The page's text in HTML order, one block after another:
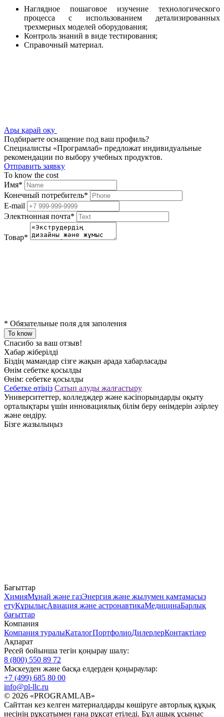
Наглядное пошаговое изучение технологического
процесса с использованием детализированных
трехмерных моделей оборудования;
Контроль знаний в виде тестирования;
Справочный материал.
Ары қарай оқу
Подбираете оснащение под ваш профиль?
Специалисты «Програмлаб» предложат индивидуальные
рекомендации по выбору учебных продуктов.
Отправить заявку
To know the cost
Имя*
Конечный потребитель*
E-mail
Электнонная почта*
Товар*
* Обязательные поля для заполения
To know
Спасибо за ваш отзыв!
Хабар жіберілді
Біздің мамандар сізге жақын арада хабарласады
Өнім себетке қосылды
Өнім: себетке қосылды
Себетке өтіңіз Сатып алуды жалғастыру
Университеттер, колледждер және кәсіпорындарды оқыту
орталықтары үшін инновациялық білім беру өнімдерін әзірлеу
және өндіру.
Бізге жазылыңыз
Бағыттар
ХимияМұнай және газЭнергия және жылумен қамтамасыз
етуҚұрылысАвиация және астронавтикаМедицинаБарлық
бағыттар
Компания
Компания туралыКаталогПортфолиоДилерлерКонтактілер
Ақпарат
Ресей бойынша тегін қоңырау шалу:
8 (800) 550 89 72
Мәскеуден және басқа елдерден қоңыраулар:
+7 (499) 685 80 00
info@pl-llc.ru
© 2026 «PROGRAMLAB»
Сайттан кез келген материалдарды көшіруге авторлық құқық
иесінің рұқсатымен ғана рұқсат етіледі. Бұл ашық ұсыныс